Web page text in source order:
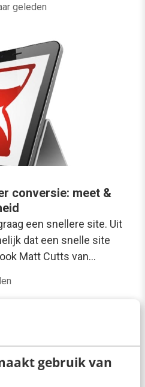
gebruik van
geleden
conversie: meet &
een snellere site. Uit
dat een snelle site
Matt Cutts van…